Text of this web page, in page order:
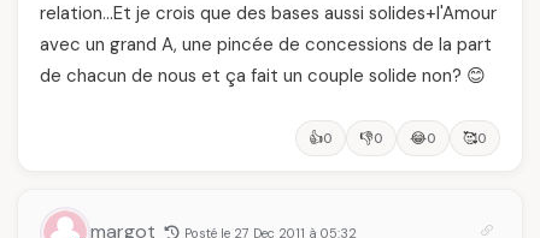
relation…Et je crois que des bases aussi solides+l'Amour
avec un grand A, une pincée de concessions de la part
de chacun de nous et ça fait un couple solide non? 😊
👍0 👎0 😂0 🥰0
margot Posté le 27 Dec 2011 à 05:32